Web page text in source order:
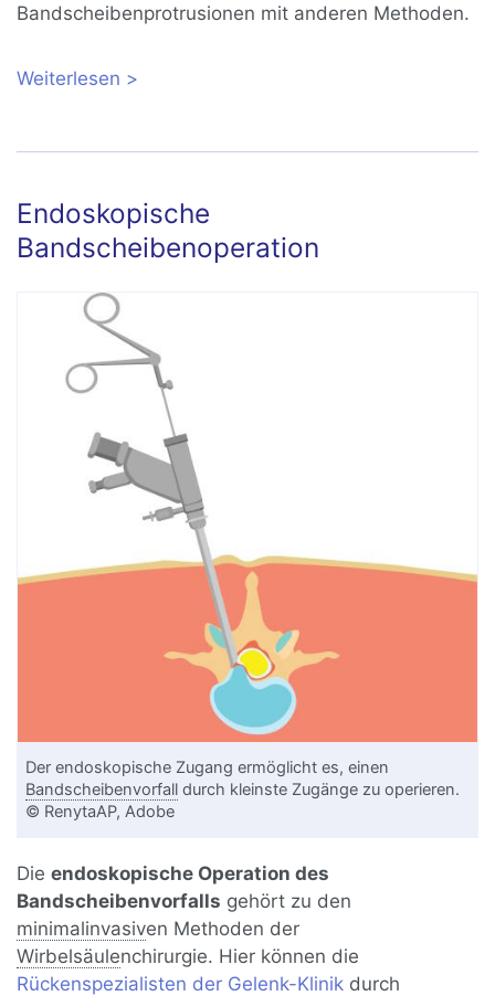
Bandscheibenprotrusionen mit anderen Methoden.
Weiterlesen über Nukleoplastie: Minimalinvasive
Endoskopische
Bandscheibenoperation
Der endoskopische Zugang ermöglicht es, einen
Bandscheibenvorfall durch kleinste Zugänge zu operieren.
© RenytaAP, Adobe
Dieendoskopische Operation des
Bandscheibenvorfalls gehört zu den
minimalinvasiven Methoden der
Wirbelsäulenchirurgie. Hier können die
Rückenspezialisten der Gelenk-Klinik durch